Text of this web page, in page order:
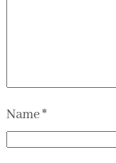
Name*